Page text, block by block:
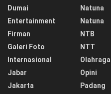
Dumai
Entertainment
Firman
Galeri Foto
Internasional
Jabar
Jakarta
Natuna
Natuna
NTB
NTT
Olahraga
Opini
Padang